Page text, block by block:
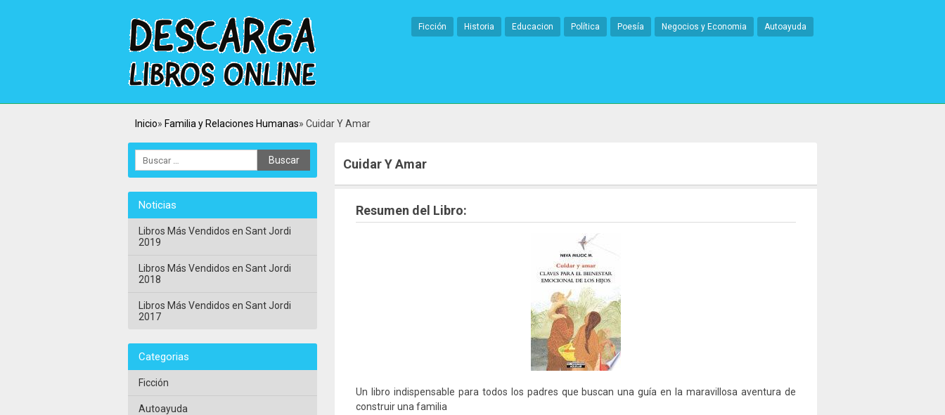
Ficción Historia Educacion Política Poesía Negocios y Economia Autoayuda
Inicio Familia y Relaciones Humanas Cuidar Y Amar
Cuidar Y Amar
Resumen del Libro:
Un libro indispensable para todos los padres que buscan una guía en la maravillosa aventura de
construir una familia
Noticias
Libros Más Vendidos en Sant Jordi
2019
Libros Más Vendidos en Sant Jordi
2018
Libros Más Vendidos en Sant Jordi
2017
Categorias
Ficción
Autoayuda